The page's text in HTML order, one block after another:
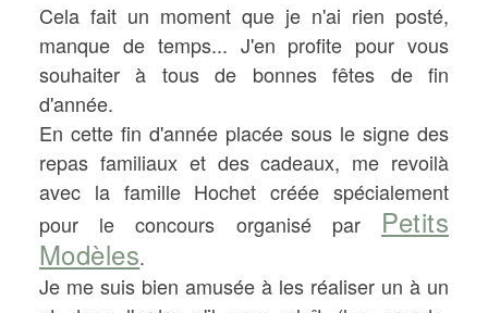
Cela fait un moment que je n'ai rien posté,
manque de temps... J'en profite pour vous
souhaiter à tous de bonnes fêtes de fin
d'année.
En cette fin d'année placée sous le signe des
repas familiaux et des cadeaux, me revoilà
avec la famille Hochet créée spécialement
pour le concours organisé par Petits
Modèles.
Je me suis bien amusée à les réaliser un à un